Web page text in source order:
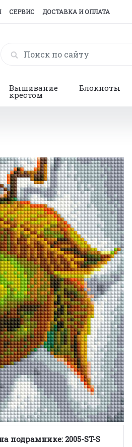
СЕРВИС ДОСТАВКА И ОПЛАТА
Вышивание
крестом
Блокноты
подрамнике: 2005-ST-S